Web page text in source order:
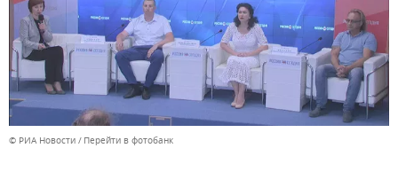
© РИА Новости Перейти в фотобанк